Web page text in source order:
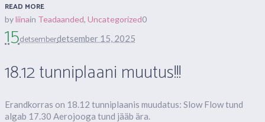
READ MORE
byliinain Teadaanded, Uncategorized0
15detsemberdetsember 15, 2025
18.12 tunniplaani muutus!!!
Erandkorras on 18.12 tunniplaanis muudatus: Slow Flow tund
algab 17.30 Aerojooga tund jääb ära.